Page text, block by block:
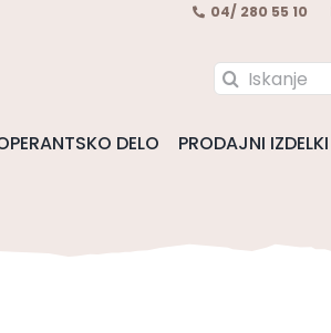
04/ 280 55 10
Search
DELO PRODAJNI IZDELKI